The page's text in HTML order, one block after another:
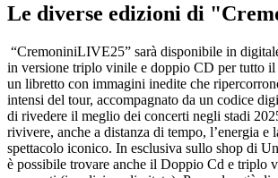
Le diverse edizioni di
“CremoniniLIVE25” sarà disponibile in
in versione triplo vinile e doppio CD per tutto il
un libretto con immagini inedite che
intensi del tour, accompagnato da un codice
di rivedere il meglio dei concerti negli stadi
rivivere, anche a distanza di tempo, l’energia e
spettacolo iconico. In esclusiva sullo shop di
è possibile trovare anche il Doppio Cd e triplo